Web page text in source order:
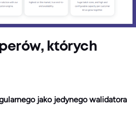
których
jako jedynego walidatora